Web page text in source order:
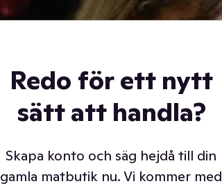
Redo för ett nytt
sätt att handla?
Skapa konto och säg hejdå till din
gamla matbutik nu. Vi kommer med